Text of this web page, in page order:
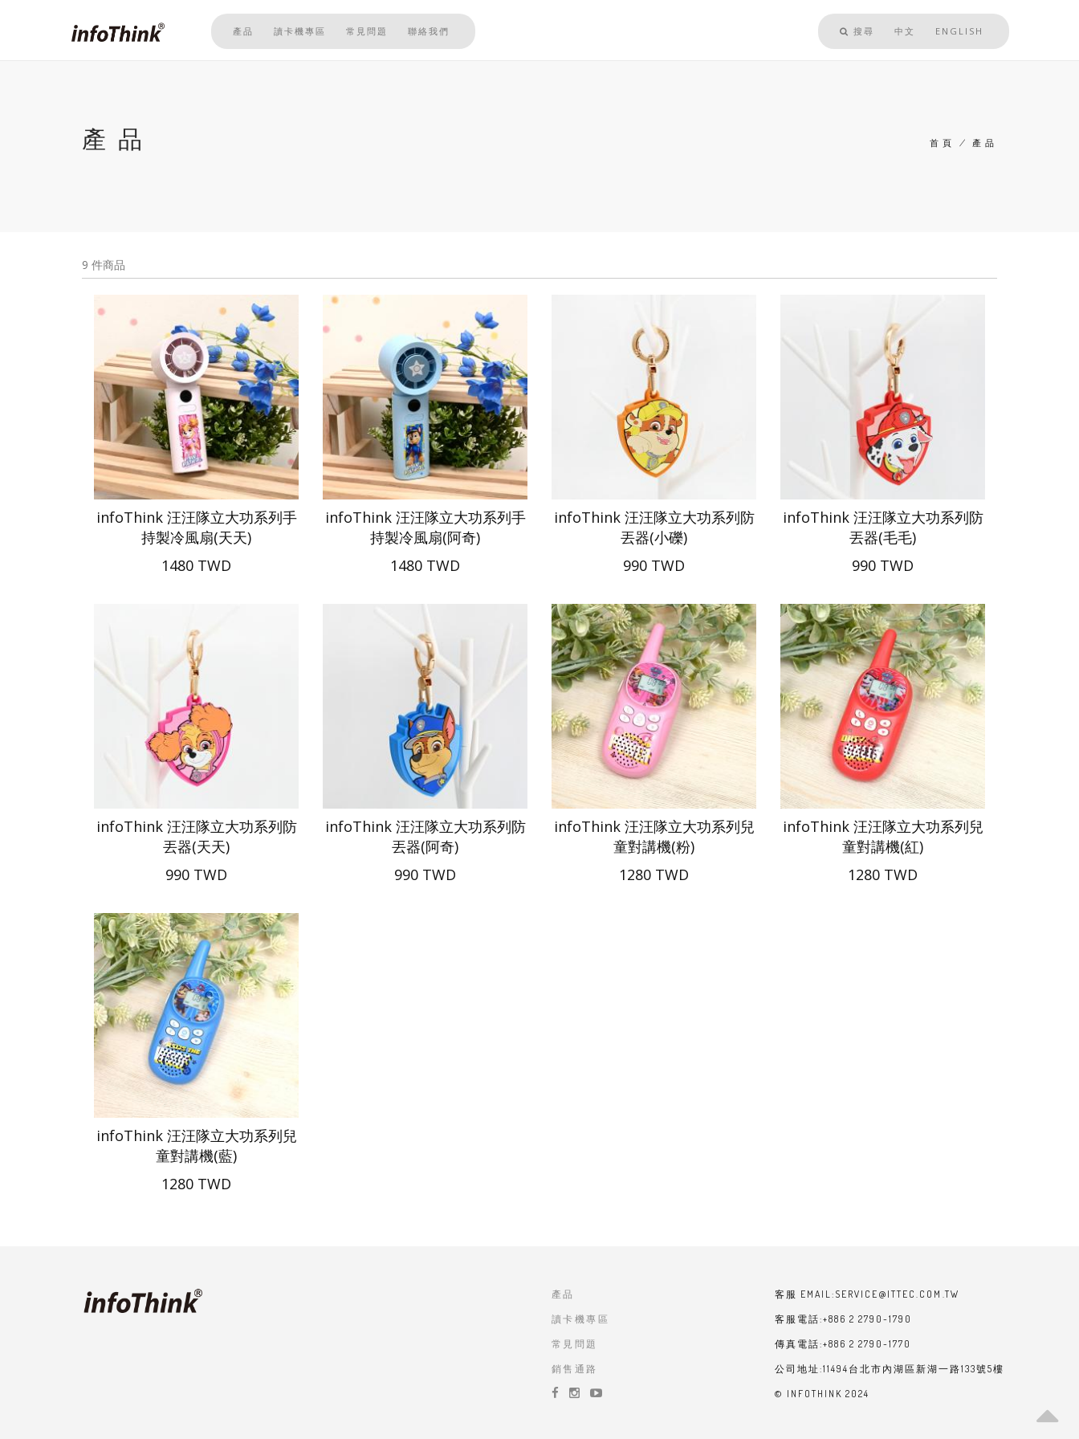
產品 讀卡機專區 常見問題 聯絡我們 搜尋 中文 ENGLISH
產品 首頁 / 產品
9 件商品
infoThink 汪汪隊立大功系列手
持製冷風扇(天天)
1480 TWD
infoThink 汪汪隊立大功系列手
持製冷風扇(阿奇)
1480 TWD
infoThink 汪汪隊立大功系列防
丟器(小礫)
990 TWD
infoThink 汪汪隊立大功系列防
丟器(毛毛)
990 TWD
infoThink 汪汪隊立大功系列防
丟器(天天)
990 TWD
infoThink 汪汪隊立大功系列防
丟器(阿奇)
990 TWD
infoThink 汪汪隊立大功系列兒
童對講機(粉)
1280 TWD
infoThink 汪汪隊立大功系列兒
童對講機(紅)
1280 TWD
infoThink 汪汪隊立大功系列兒
童對講機(藍)
1280 TWD
產品
讀卡機專區
常見問題
銷售通路
客服 EMAIL:SERVICE@ITTEC.COM.TW
客服電話:+886 2 2790-1790
傳真電話:+886 2 2790-1770
公司地址:11494台北市內湖區新湖一路133號5樓
© INFOTHINK 2024